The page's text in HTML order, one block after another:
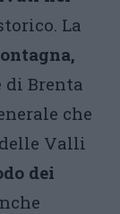
La
di Brenta
che
Valli
dei